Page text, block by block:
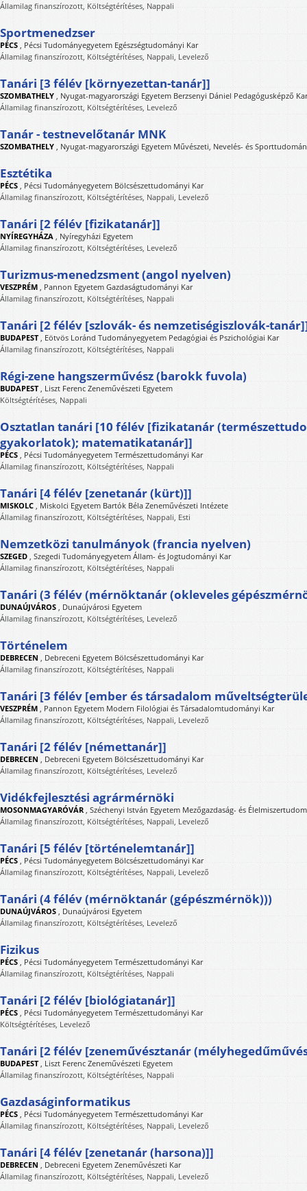
Államilag finanszírozott, Költségtérítéses, Nappali
Sportmenedzser
PÉCS , Pécsi Tudományegyetem Egészségtudományi Kar
Államilag finanszírozott, Költségtérítéses, Nappali, Levelező
Tanári [3 félév [környezettan-tanár]]
SZOMBATHELY , Nyugat-magyarországi Egyetem Berzsenyi Dániel Pedagógusképző Kar
Államilag finanszírozott, Költségtérítéses, Levelező
Tanár - testnevelőtanár MNK
SZOMBATHELY , Nyugat-magyarországi Egyetem Művészeti, Nevelés- és
Esztétika
PÉCS , Pécsi Tudományegyetem Bölcsészettudományi Kar
Államilag finanszírozott, Költségtérítéses, Nappali, Levelező
Tanári [2 félév [fizikatanár]]
NYÍREGYHÁZA , Nyíregyházi Egyetem
Államilag finanszírozott, Költségtérítéses, Levelező
Turizmus-menedzsment (angol nyelven)
VESZPRÉM , Pannon Egyetem Gazdaságtudományi Kar
Államilag finanszírozott, Költségtérítéses, Nappali
Tanári [2 félév [szlovák- és nemzetiségiszlovák-
BUDAPEST, Eötvös Loránd Tudományegyetem Pedagógiai és Pszichológiai Kar
Államilag finanszírozott, Költségtérítéses, Nappali
Régi-zene hangszerművész (barokk fuvola)
BUDAPEST, Liszt Ferenc Zeneművészeti Egyetem
Költségtérítéses, Nappali
Osztatlan tanári [10 félév [fizikatanár
gyakorlatok); matematikatanár]]
PÉCS , Pécsi Tudományegyetem Természettudományi Kar
Államilag finanszírozott, Költségtérítéses, Nappali
Tanári [4 félév [zenetanár (kürt)]]
MISKOLC , Miskolci Egyetem Bartók Béla Zeneművészeti Intézete
Államilag finanszírozott, Költségtérítéses, Nappali, Esti
Nemzetközi tanulmányok (francia nyelven)
SZEGED , Szegedi Tudományegyetem Állam- és Jogtudományi Kar
Államilag finanszírozott, Költségtérítéses, Nappali
Tanári (3 félév (mérnöktanár (okleveles
DUNAÚJVÁROS , Dunaújvárosi Egyetem
Államilag finanszírozott, Költségtérítéses, Levelező
Történelem
DEBRECEN , Debreceni Egyetem Bölcsészettudományi Kar
Államilag finanszírozott, Költségtérítéses, Nappali
Tanári [3 félév [ember és társadalom
VESZPRÉM , Pannon Egyetem Modern Filológiai és Társadalomtudományi Kar
Államilag finanszírozott, Költségtérítéses, Nappali, Levelező
Tanári [2 félév [némettanár]]
DEBRECEN , Debreceni Egyetem Bölcsészettudományi Kar
Államilag finanszírozott, Költségtérítéses, Levelező
Vidékfejlesztési agrármérnöki
MOSONMAGYARÓVÁR , Széchenyi István Egyetem Mezőgazdaság- és
Államilag finanszírozott, Költségtérítéses, Nappali, Levelező
Tanári [5 félév [történelemtanár]]
PÉCS , Pécsi Tudományegyetem Bölcsészettudományi Kar
Államilag finanszírozott, Költségtérítéses, Nappali, Levelező
Tanári (4 félév (mérnöktanár (gépészmérnök)))
DUNAÚJVÁROS , Dunaújvárosi Egyetem
Államilag finanszírozott, Költségtérítéses, Levelező
Fizikus
PÉCS , Pécsi Tudományegyetem Természettudományi Kar
Államilag finanszírozott, Költségtérítéses, Nappali
Tanári [2 félév [biológiatanár]]
PÉCS , Pécsi Tudományegyetem Természettudományi Kar
Költségtérítéses, Levelező
Tanári [2 félév [zeneművésztanár
BUDAPEST, Liszt Ferenc Zeneművészeti Egyetem
Államilag finanszírozott, Költségtérítéses, Nappali
Gazdaságinformatikus
PÉCS , Pécsi Tudományegyetem Természettudományi Kar
Államilag finanszírozott, Költségtérítéses, Nappali, Levelező
Tanári [4 félév [zenetanár (harsona)]]
DEBRECEN , Debreceni Egyetem Zeneművészeti Kar
Államilag finanszírozott, Költségtérítéses, Nappali, Levelező